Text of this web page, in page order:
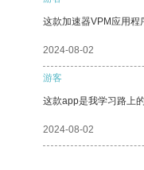
这款加速器VPM应用程
2024-08-02
游客
这款app是我学习路上
2024-08-02